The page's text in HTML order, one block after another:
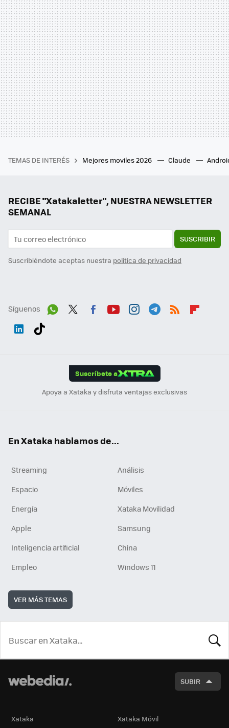
TEMAS DE INTERÉS Mejores moviles 2026 Claude
RECIBE "Xatakaletter", NUESTRA NEWSLETTER
SEMANAL
SUSCRIBIR
Suscribiéndote aceptas nuestra política de privacidad
Síguenos
Suscríbete a
Apoya a Xataka y disfruta ventajas exclusivas
En Xataka hablamos de...
Streaming
Análisis
Espacio
Móviles
Energía
Xataka Movilidad
Apple
Samsung
Inteligencia artificial
China
Empleo
Windows 11
VER MÁS TEMAS
SUBIR
Xataka Xataka Móvil